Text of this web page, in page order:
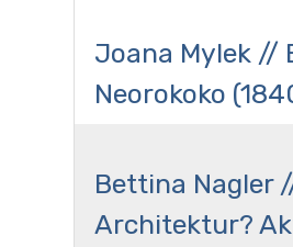
Joana Mylek //
Neorokoko
Bettina Nagler
Architektur?